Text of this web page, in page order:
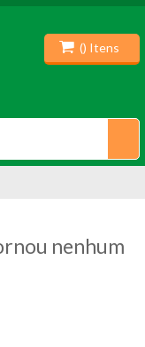
() Itens
nenhum